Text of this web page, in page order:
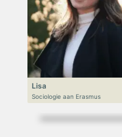
Lisa
Sociologie aan Erasmus